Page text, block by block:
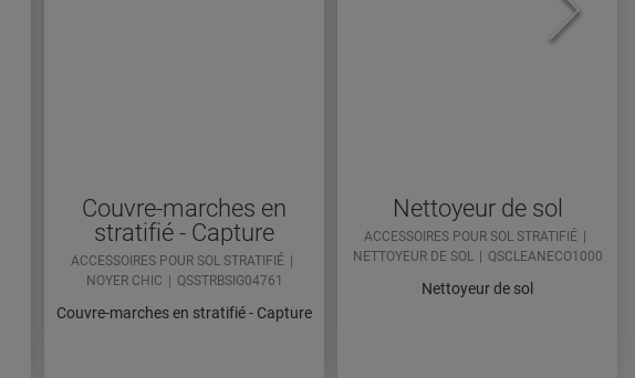
Couvre-marches en
stratifié - Capture
ACCESSOIRES POUR SOL STRATIFIÉ
NOYER CHIC
QSSTRBSIG04761
Couvre-marches en stratifié - Capture
Nettoyeur de sol
ACCESSOIRES POUR SOL STRATIFIÉ
NETTOYEUR DE SOL
QSCLEANECO1000
Nettoyeur de sol